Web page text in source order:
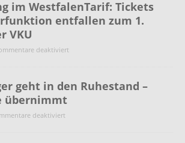
im WestfalenTarif: Tickets
entfallen zum 1.
VKU
deaktiviert
geht in den Ruhestand –
übernimmt
deaktiviert